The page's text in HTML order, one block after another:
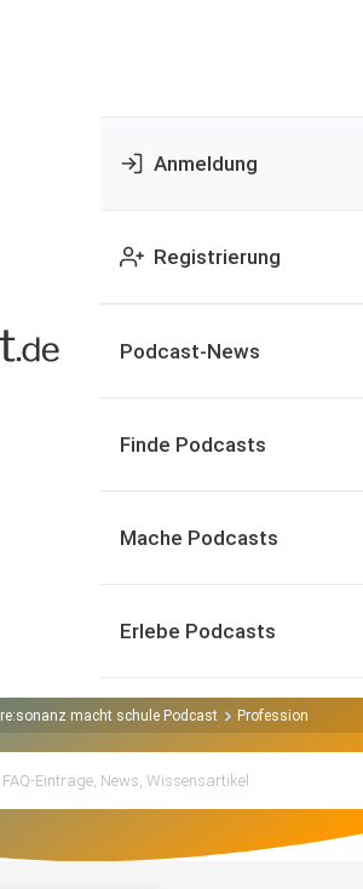
Anmeldung
Registrierung
Podcast-News
Finde Podcasts
Mache Podcasts
Erlebe Podcasts
re:sonanz macht schule Podcast Professionelle